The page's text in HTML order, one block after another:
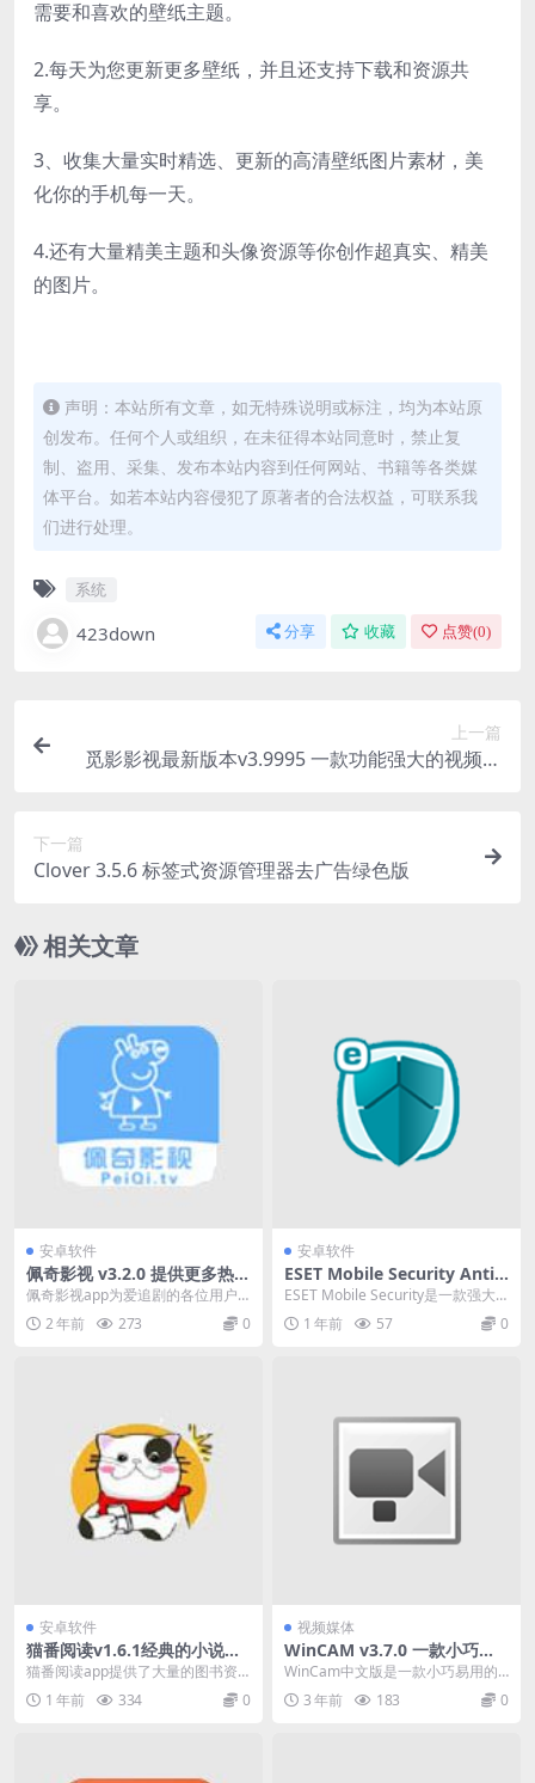
需要和喜欢的壁纸主题。
2.每天为您更新更多壁纸，并且还支持下载和资源共
享。
3、收集大量实时精选、更新的高清壁纸图片素材，美
化你的手机每一天。
4.还有大量精美主题和头像资源等你创作超真实、精美
的图片。
声明：本站所有文章，如无特殊说明或标注，均为本站原
创发布。任何个人或组织，在未征得本站同意时，禁止复
制、盗用、采集、发布本站内容到任何网站、书籍等各类媒
体平台。如若本站内容侵犯了原著者的合法权益，可联系我
们进行处理。
系统
423down 分享 收藏 点赞(0)
上一篇
觅影影视最新版本v3.9995 一款功能强大的视频播
下一篇
Clover 3.5.6 标签式资源管理器去广告绿色版
相关文章
安卓软件
佩奇影视 v3.2.0 提供更多热门
和最新的影视资源免费版
佩奇影视app为爱追剧的各位用户
提供更多热门和最新的影视资源，
在线视频的播放很流...
2 年前 273 0
安卓软件
ESET Mobile Security Antivi
rus v10.2.17.0 手机防护软件
修改版
ESET Mobile Security是一款强大
且易于使用的移动安全应用，致
力...1 年前 57 0
安卓软件
猫番阅读v1.6.1经典的小说漫
画多源合一，去广告纯净版
猫番阅读app提供了大量的图书资
源，许多经典的小说、文学作品、
漫画等都可以在其中...
1 年前 334 0
视频媒体
WinCAM v3.7.0 一款小巧易
用的屏幕录像软件
WinCam中文版是一款小巧易用的
屏幕录像软件,WinCam破解版录像
工具能够得...
3 年前 183 0